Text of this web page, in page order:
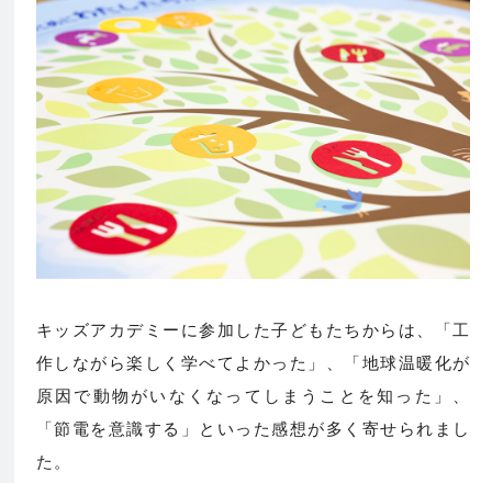
キッズアカデミーに参加した子どもたちからは、「工
作しながら楽しく学べてよかった」、「地球温暖化が
原因で動物がいなくなってしまうことを知った」、
「節電を意識する」といった感想が多く寄せられまし
た。